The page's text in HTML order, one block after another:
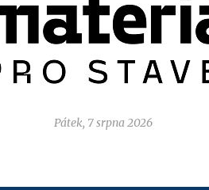
Pátek, 7 srpna 2026